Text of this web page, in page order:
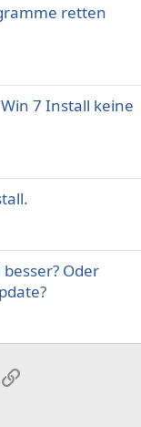
retten
Win 7 Install keine
Oder
Link